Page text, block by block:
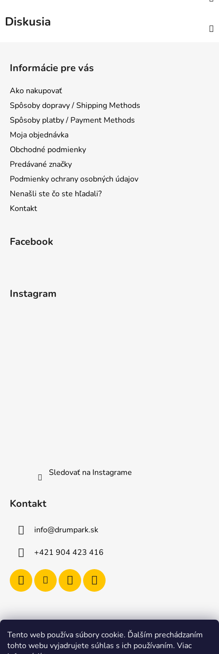
Tento web používa súbory cookie. Ďalším prechádzaním
tohto webu vyjadrujete súhlas s ich používaním. Viac
Diskusia
Informácie pre vás
Ako nakupovať
Spôsoby dopravy / Shipping Methods
Spôsoby platby / Payment Methods
Moja objednávka
Obchodné podmienky
Predávané značky
Podmienky ochrany osobných údajov
Nenašli ste čo ste hľadali?
Kontakt
Facebook
Instagram
Sledovať na Instagrame
Kontakt
info@drumpark.sk
+421 904 423 416
Navštívte aj e-shop s etnickými hudobnými nástrojmi
Drumbla.sk |